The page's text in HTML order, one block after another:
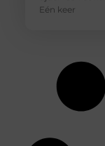
Eén keer